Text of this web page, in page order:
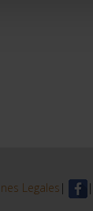
Legales | |